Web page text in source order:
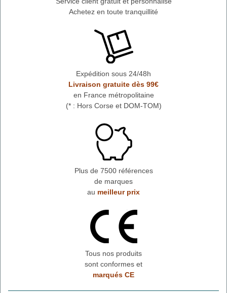
Achetez en toute tranquillité
Expédition sous 24/48h
Livraison gratuite dès 99€
en France métropolitaine
(* : Hors Corse et DOM-TOM)
Plus de 7500 références
de marques
au meilleur prix
Tous nos produits
sont conformes et
marqués CE